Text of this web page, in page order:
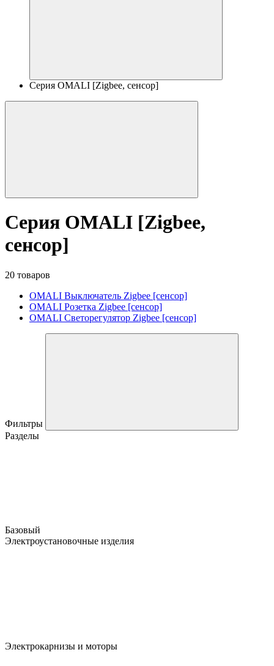
Серия OMALI [Zigbee, сенсор]
Серия OMALI [Zigbee,
сенсор]
20 товаров
OMALI Выключатель Zigbee [сенсор]
OMALI Розетка Zigbee [сенсор]
OMALI Светорегулятор Zigbee [сенсор]
Фильтры
Разделы
Базовый
Электроустановочные изделия
Электрокарнизы и моторы